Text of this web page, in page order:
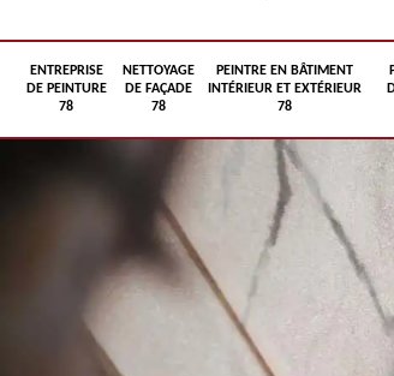
ENTREPRISE
DE PEINTURE
78
NETTOYAGE
DE FAÇADE
78
PEINTRE EN BÂTIMENT
INTÉRIEUR ET EXTÉRIEUR
78